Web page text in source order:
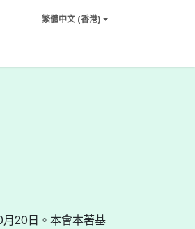
繁體中文 (香港)
20日。本會本著基